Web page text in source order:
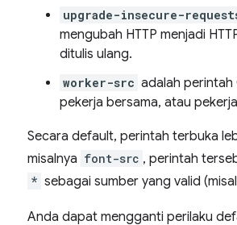
upgrade-insecure-
mengubah HTTP menjadi
ditulis ulang.
worker-src adalah perintah
pekerja bersama, atau
Secara default, perintah terbuka
misalnya font-src , perintah
* sebagai sumber yang valid
Anda dapat mengganti perilaku